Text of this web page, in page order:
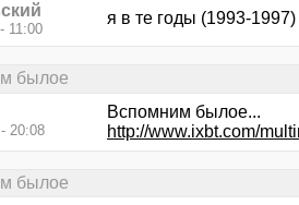
11:00
я в те годы (1993-
былое
20:08
Вспомним былое...
http://www.ixbt.com/
былое